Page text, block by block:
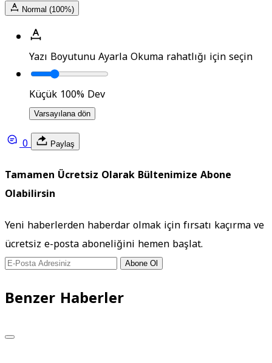
Normal (100%)
Yazı Boyutunu AyarlaOkuma rahatlığı için seçin
Küçük 100%Dev
Varsayılana dön
0 Paylaş
Tamamen Ücretsiz Olarak Bültenimize Abone
Olabilirsin
Yeni haberlerden haberdar olmak için fırsatı kaçırma ve
ücretsiz e-posta aboneliğini hemen başlat.
Abone Ol
Benzer Haberler